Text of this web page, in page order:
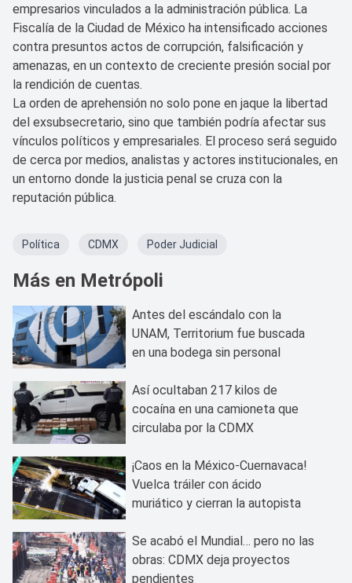
empresarios vinculados a la administración pública. La
Fiscalía de la Ciudad de México ha intensificado acciones
contra presuntos actos de corrupción, falsificación y
amenazas, en un contexto de creciente presión social por
la rendición de cuentas.
La orden de aprehensión no solo pone en jaque la libertad
del exsubsecretario, sino que también podría afectar sus
vínculos políticos y empresariales. El proceso será seguido
de cerca por medios, analistas y actores institucionales, en
un entorno donde la justicia penal se cruza con la
reputación pública.
Política CDMX Poder Judicial
Más en Metrópoli
Antes del escándalo con la
UNAM, Territorium fue buscada
en una bodega sin personal
Así ocultaban 217 kilos de
cocaína en una camioneta que
circulaba por la CDMX
¡Caos en la México-Cuernavaca!
Vuelca tráiler con ácido
muriático y cierran la autopista
Se acabó el Mundial… pero no las
obras: CDMX deja proyectos
pendientes